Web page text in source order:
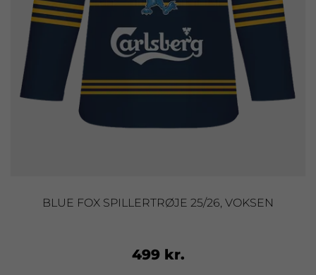
BLUE FOX SPILLERTRØJE 25/26, VOKSEN
499 kr.